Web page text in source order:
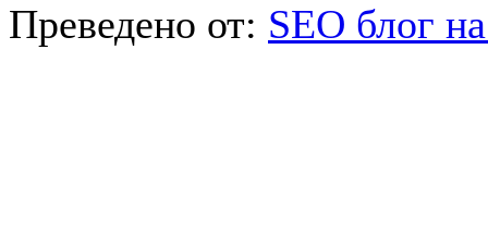
Преведено от: SEO блог